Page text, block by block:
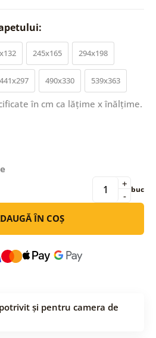
245x165 294x198
441x297 490x330 539x363
în cm ca lățime x înălțime.
-
+ buc
ÎN COȘ
și pentru camera de